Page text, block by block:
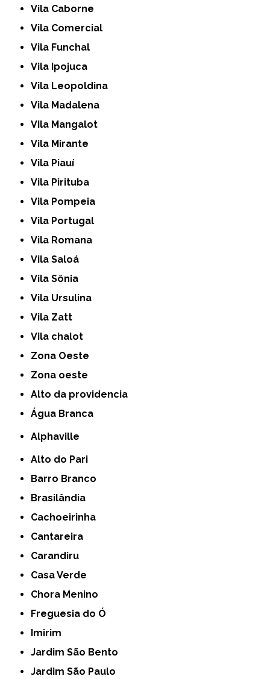
Vila Caborne
Vila Comercial
Vila Funchal
Vila Ipojuca
Vila Leopoldina
Vila Madalena
Vila Mangalot
Vila Mirante
Vila Piauí
Vila Pirituba
Vila Pompeia
Vila Portugal
Vila Romana
Vila Saloá
Vila Sônia
Vila Ursulina
Vila Zatt
Vila chalot
Zona Oeste
Zona oeste
alto da providencia
Água Branca
Alphaville
Alto do Pari
Barro Branco
Brasilândia
Cachoeirinha
Cantareira
Carandiru
Casa Verde
Chora Menino
Freguesia do Ó
Imirim
Jardim São Bento
Jardim São Paulo